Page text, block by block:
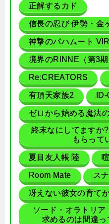
正解するカド
信長の忍び 伊勢・金
神撃のバハムート
境界のRINNE（第3期
Re:CREATORS
有頂天家族2
ゼロから始める魔法
終末なにしてますか
もらって
夏目友人帳 陸
Room Mate ス
冴えない彼女の育て
ソード・オラトリ
求めるのは間違